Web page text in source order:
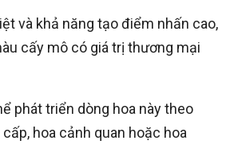
và khả năng tạo điểm nhấn cao,
cấy mô có giá trị thương mại
phát triển dòng hoa này theo
hoa cảnh quan hoặc hoa